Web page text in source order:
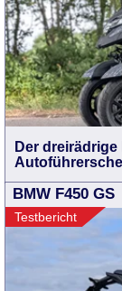
Der
BMW F450 GS
Testbericht